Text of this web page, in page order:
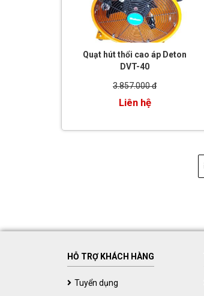
Quạt hút thổi cao áp Deton
DVT-40
3.857.000 đ
Liên hệ
HỖ TRỢ KHÁCH HÀNG
Tuyển dụng